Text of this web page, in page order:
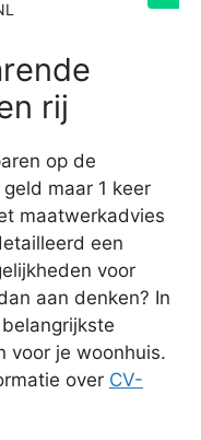
rij
op de
maar 1 keer
maatwerkadvies
een
voor
aan denken? In
voor je woonhuis.
over CV-